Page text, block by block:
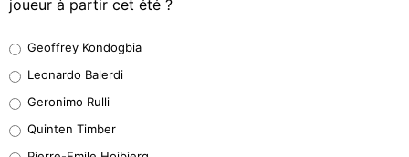
joueur à partir cet été ?
38%
32%
Geoffrey Kondogbia
Leonardo Balerdi
Geronimo Rulli
Quinten Timber